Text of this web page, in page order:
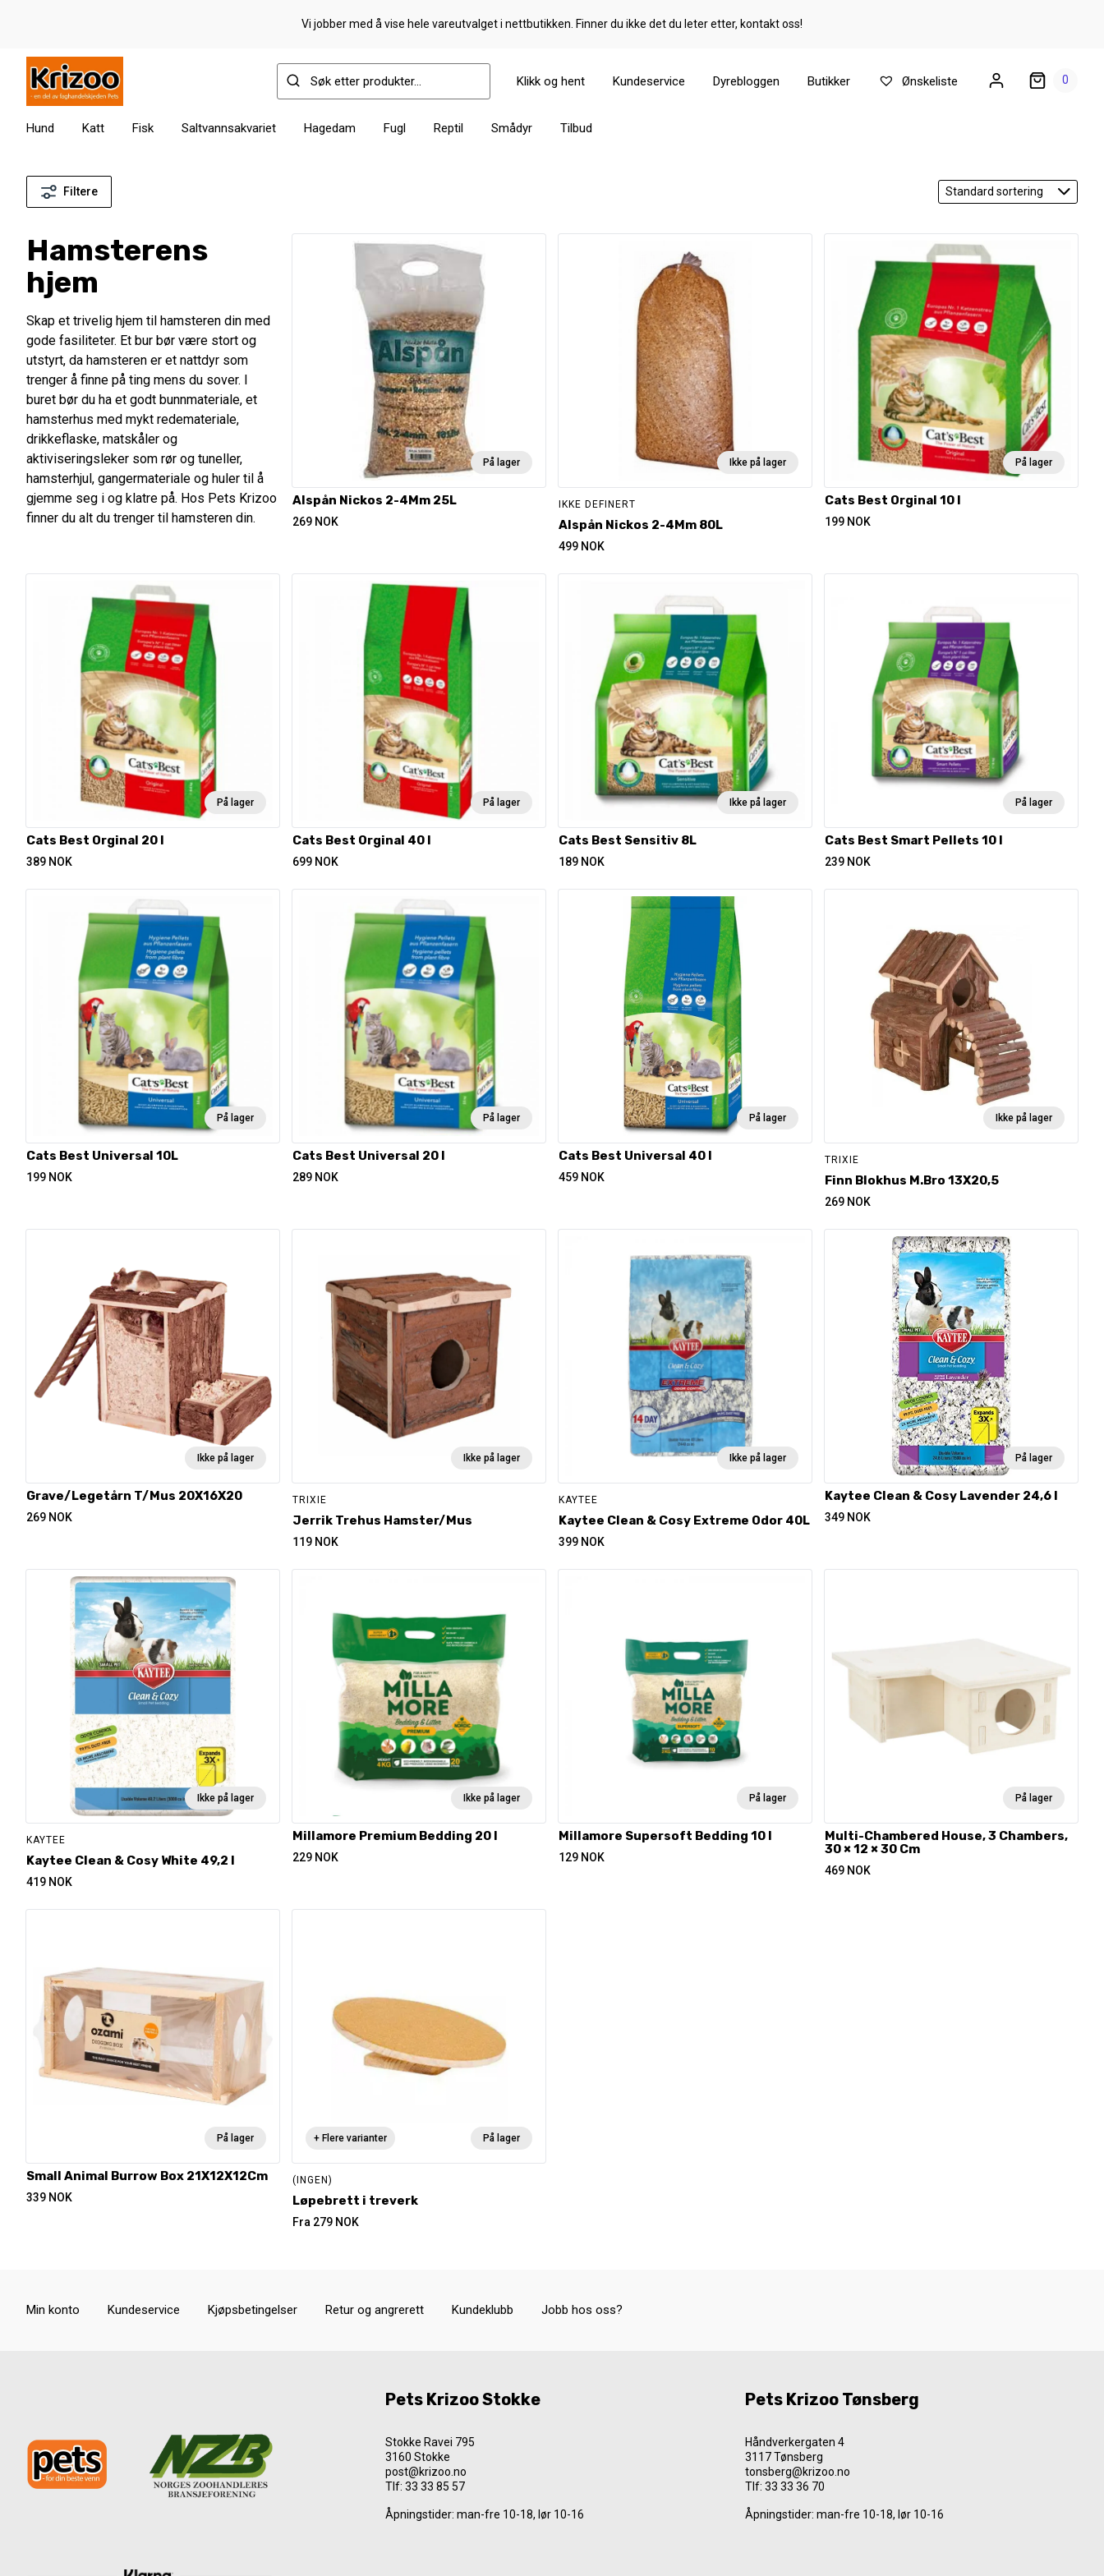
Vi jobber med å vise hele vareutvalget i nettbutikken. Finner du ikke det du leter etter, kontakt oss!
0
Klikk og hent Kundeservice Dyrebloggen Butikker Ønskeliste
Hund Katt Fisk Saltvannsakvariet Hagedam Fugl Reptil Smådyr Tilbud
Filtere
Hamsterens
hjem
Skap et trivelig hjem til hamsteren din med
gode fasiliteter. Et bur bør være stort og
utstyrt, da hamsteren er et nattdyr som
trenger å finne på ting mens du sover. I
buret bør du ha et godt bunnmateriale, et
hamsterhus med mykt redemateriale,
drikkeflaske, matskåler og
aktiviseringsleker som rør og tuneller,
hamsterhjul, gangermateriale og huler til å
gjemme seg i og klatre på. Hos Pets Krizoo
finner du alt du trenger til hamsteren din.
På lager
Alspån Nickos 2-4Mm 25L
269 NOK
Ikke på lager
IKKE DEFINERT
Alspån Nickos 2-4Mm 80L
499 NOK
På lager
Cats Best Orginal 10 l
199 NOK
På lager
Cats Best Orginal 20 l
389 NOK
På lager
Cats Best Orginal 40 l
699 NOK
Ikke på lager
Cats Best Sensitiv 8L
189 NOK
På lager
Cats Best Smart Pellets 10 l
239 NOK
På lager
Cats Best Universal 10L
199 NOK
På lager
Cats Best Universal 20 l
289 NOK
På lager
Cats Best Universal 40 l
459 NOK
Ikke på lager
TRIXIE
Finn Blokhus M.Bro 13X20,5
269 NOK
Ikke på lager
Grave/Legetårn T/Mus 20X16X20
269 NOK
Ikke på lager
TRIXIE
Jerrik Trehus Hamster/Mus
119 NOK
Ikke på lager
KAYTEE
Kaytee Clean & Cosy Extreme Odor 40L
399 NOK
På lager
Kaytee Clean & Cosy Lavender 24,6 l
349 NOK
Ikke på lager
KAYTEE
Kaytee Clean & Cosy White 49,2 l
419 NOK
Ikke på lager
Millamore Premium Bedding 20 l
229 NOK
På lager
Millamore Supersoft Bedding 10 l
129 NOK
På lager
Multi-Chambered House, 3 Chambers,
30 × 12 × 30 Cm
469 NOK
På lager
Small Animal Burrow Box 21X12X12Cm
339 NOK
På lager
+ Flere varianter
(INGEN)
Løpebrett i treverk
Fra 279 NOK
Min konto Kundeservice Kjøpsbetingelser Retur og angrerett Kundeklubb Jobb hos oss?
Pets Krizoo Stokke
Stokke Ravei 795
3160 Stokke
post@krizoo.no
Tlf:33 33 85 57
Åpningstider: man-fre 10-18, lør 10-16
Pets Krizoo Tønsberg
Håndverkergaten 4
3117 Tønsberg
tonsberg@krizoo.no
Tlf: 33 33 36 70
Åpningstider: man-fre 10-18, lør 10-16